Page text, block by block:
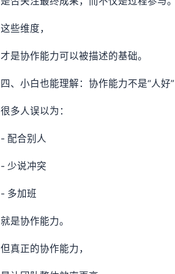
这些维度，
才是协作能力可以被描述的基础。
四、小白也能理解：协作能力不是“人好”
很多人误以为：
- 配合别人
- 少说冲突
- 多加班
就是协作能力。
但真正的协作能力，